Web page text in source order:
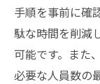
手順を事前に確
駄な時間を削減
可能です。また
必要な人員数の